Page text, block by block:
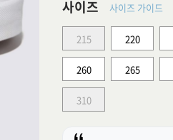
사이즈 사이즈 가이드
215 220
260 265
310